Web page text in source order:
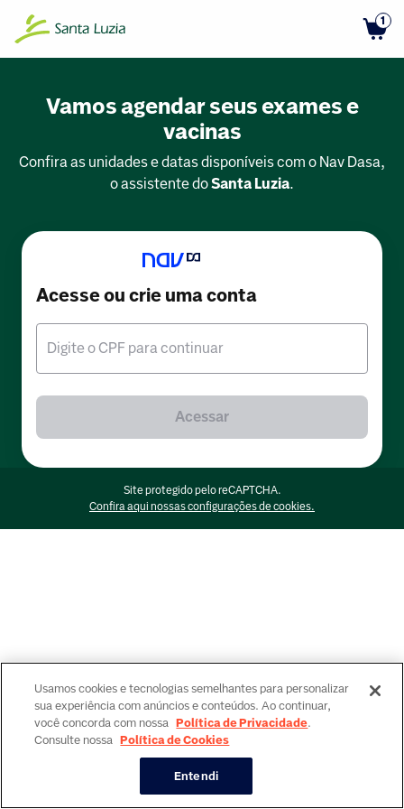
1
Vamos agendar seus exames e
vacinas
Confira as unidades e datas disponíveis com o Nav Dasa,
o assistente doSanta Luzia.
Acesse ou crie uma conta
Digite o CPF para continuar
Acessar
Site protegido pelo reCAPTCHA.
Confira aqui nossas configurações de cookies.
Usamos cookies e tecnologias semelhantes para personalizar
sua experiência com anúncios e conteúdos. Ao continuar,
você concorda com nossa Política de Privacidade.
Consulte nossa Política de Cookies
Entendi